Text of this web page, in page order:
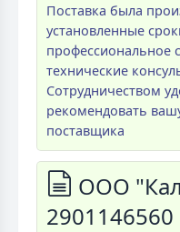
Поставка была
установленные
профессиональное
технические
Сотрудничеством
рекомендовать
поставщика
ООО
2901146560